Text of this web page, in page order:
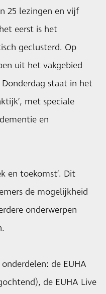
25 lezingen en vijf
eerst is het
geclusterd. Op
uit het vakgebied
Donderdag staat in het
met speciale
en
en toekomst’. Dit
de mogelijkheid
onderwerpen
de EUHA
de EUHA Live